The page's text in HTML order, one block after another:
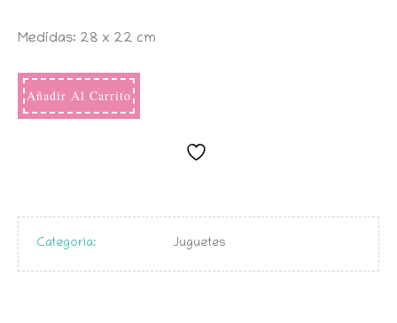
Medidas: 28 x 22 cm
Añadir Al Carrito
Categoría: Juguetes